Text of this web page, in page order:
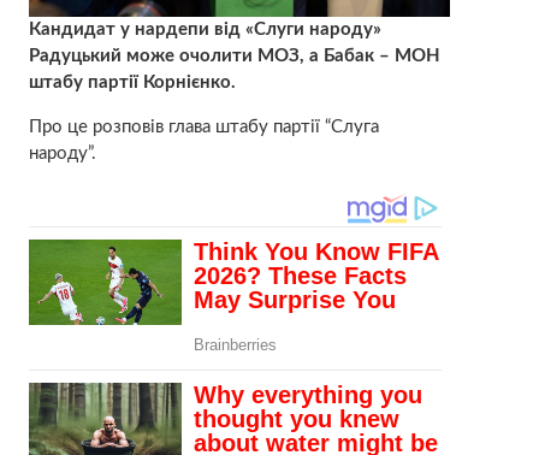
Кандидат у нардепи від «Слуги народу»
Радуцький може очолити МОЗ, а Бабак – МОН
штабу партії Корнієнко.
Про це розповів глава штабу партії “Слуга
народу”.